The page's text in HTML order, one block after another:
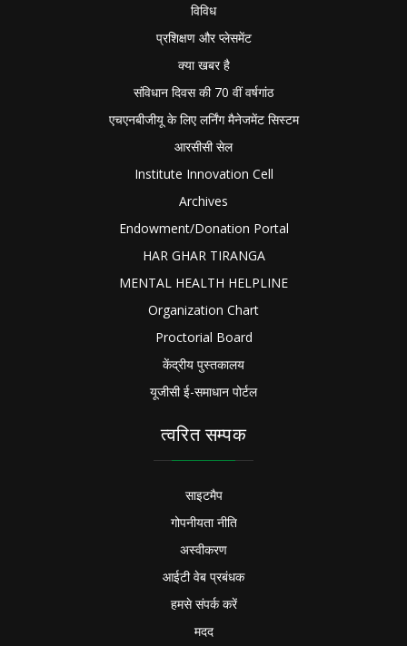
विविध
प्रशिक्षण और प्लेसमेंट
क्या खबर है
संविधान दिवस की 70 वीं वर्षगांठ
एचएनबीजीयू के लिए लर्निंग मैनेजमेंट सिस्टम
आरसीसी सेल
Institute Innovation Cell
Archives
Endowment/Donation Portal
HAR GHAR TIRANGA
MENTAL HEALTH HELPLINE
Organization Chart
Proctorial Board
केंद्रीय पुस्तकालय
यूजीसी ई-समाधान पोर्टल
त्वरित सम्पक
साइटमैप
गोपनीयता नीति
अस्वीकरण
आईटी वेब प्रबंधक
हमसे संपर्क करें
मदद